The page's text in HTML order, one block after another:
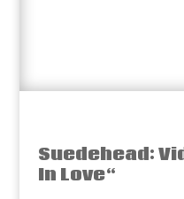
Suedehead:
In Love“